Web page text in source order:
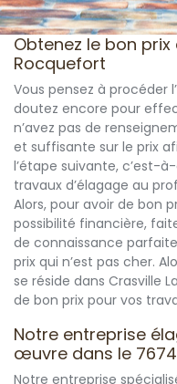
Obtenez le bon prix
Rocquefort
Vous pensez à procéder
doutez encore pour
n’avez pas de
et suffisante sur le prix
l’étape suivante, c’est-
travaux d’élagage au
Alors, pour avoir de bon
possibilité financière,
de connaissance
prix qui n’est pas cher.
se réside dans Crasville
de bon prix pour vos
Notre entreprise
œuvre dans le
Notre entreprise